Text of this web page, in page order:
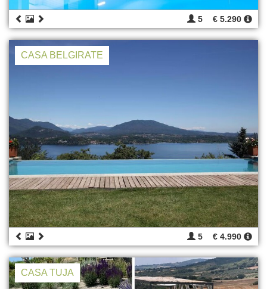
5 € 5.290
CASA BELGIRATE
5 € 4.990
CASA TUJA